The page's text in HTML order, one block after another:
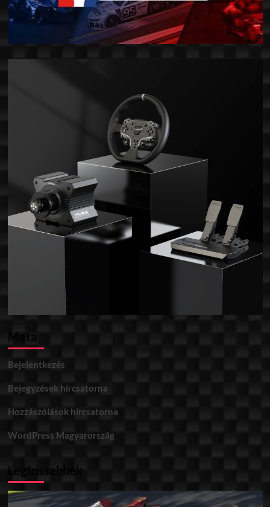
Meta
Bejelentkezés
Bejegyzések hírcsatorna
Hozzászólások hírcsatorna
WordPress Magyarország
Legfrissebbek